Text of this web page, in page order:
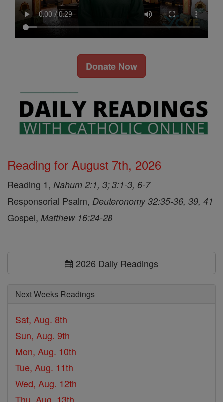
Donate Now
Reading for August 7th, 2026
Reading 1, Nahum 2:1, 3; 3:1-3, 6-7
Responsorial Psalm, Deuteronomy 32:35-36, 39, 41
Gospel, Matthew 16:24-28
2026 Daily Readings
Next Weeks Readings
Sat, Aug. 8th
Sun, Aug. 9th
Mon, Aug. 10th
Tue, Aug. 11th
Wed, Aug. 12th
Thu, Aug. 13th